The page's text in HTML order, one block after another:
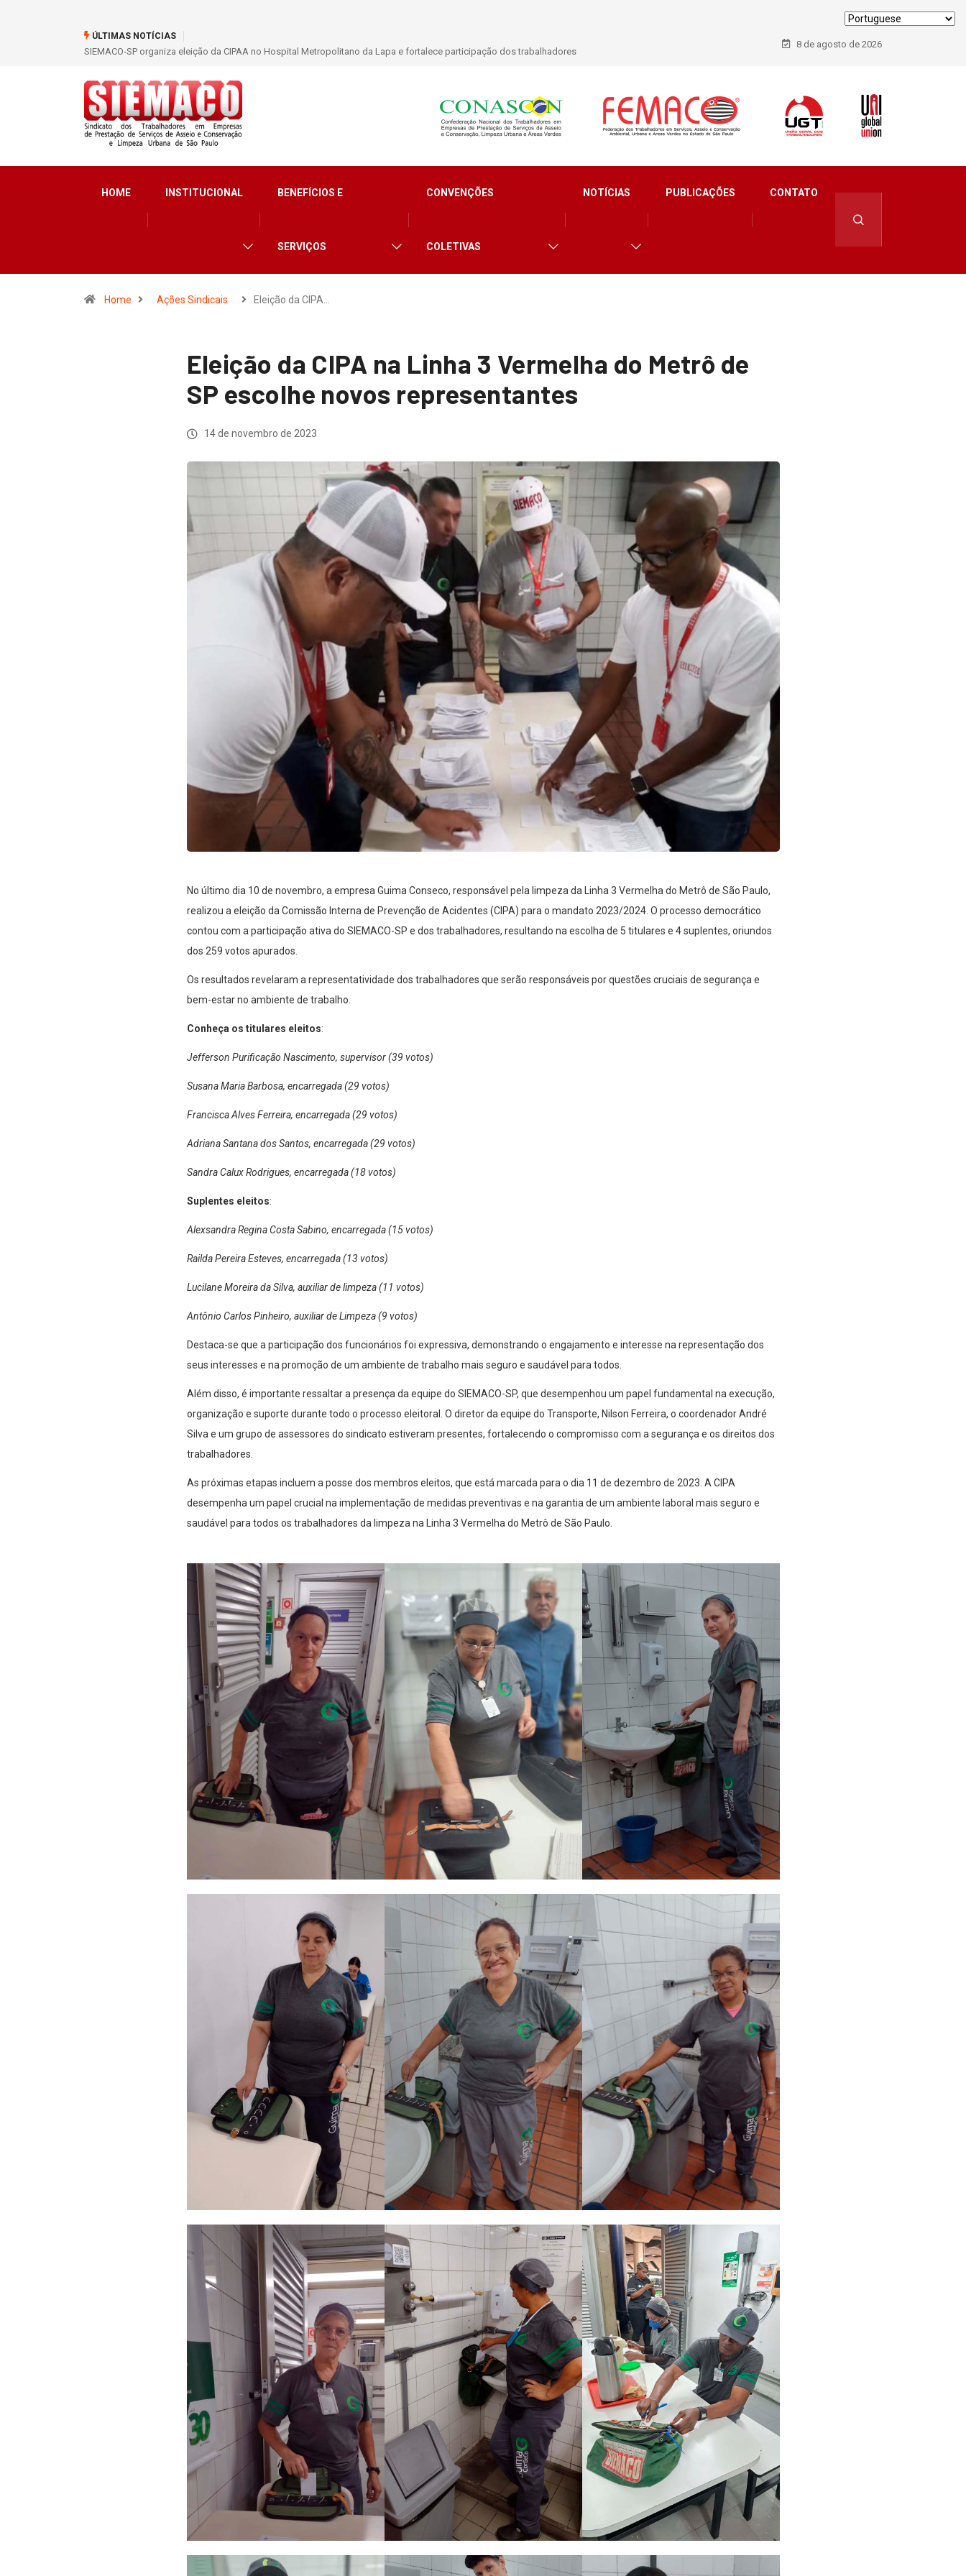
ÚLTIMAS NOTÍCIAS
SIEMACO São Paulo garante mais de 400 benefícios natalidade para trabalhadores do Asseio em 2026
8 de agosto de 2026
HOME INSTITUCIONAL BENEFÍCIOS E
SERVIÇOS
CONVENÇÕES
COLETIVAS
NOTÍCIAS PUBLICAÇÕES CONTATO
Home Ações Sindicais Eleição da CIPA…
Eleição da CIPA na Linha 3 Vermelha do Metrô de
SP escolhe novos representantes
14 de novembro de 2023
No último dia 10 de novembro, a empresa Guima Conseco, responsável pela limpeza da Linha 3 Vermelha do Metrô de São Paulo,
realizou a eleição da Comissão Interna de Prevenção de Acidentes (CIPA) para o mandato 2023/2024. O processo democrático
contou com a participação ativa do SIEMACO-SP e dos trabalhadores, resultando na escolha de 5 titulares e 4 suplentes, oriundos
dos 259 votos apurados.
Os resultados revelaram a representatividade dos trabalhadores que serão responsáveis por questões cruciais de segurança e
bem-estar no ambiente de trabalho.
Conheça os titulares eleitos:
Jefferson Purificação Nascimento, supervisor (39 votos)
Susana Maria Barbosa, encarregada (29 votos)
Francisca Alves Ferreira, encarregada (29 votos)
Adriana Santana dos Santos, encarregada (29 votos)
Sandra Calux Rodrigues, encarregada (18 votos)
Suplentes eleitos:
Alexsandra Regina Costa Sabino, encarregada (15 votos)
Railda Pereira Esteves, encarregada (13 votos)
Lucilane Moreira da Silva, auxiliar de limpeza (11 votos)
Antônio Carlos Pinheiro, auxiliar de Limpeza (9 votos)
Destaca-se que a participação dos funcionários foi expressiva, demonstrando o engajamento e interesse na representação dos
seus interesses e na promoção de um ambiente de trabalho mais seguro e saudável para todos.
Além disso, é importante ressaltar a presença da equipe do SIEMACO-SP, que desempenhou um papel fundamental na execução,
organização e suporte durante todo o processo eleitoral. O diretor da equipe do Transporte, Nilson Ferreira, o coordenador André
Silva e um grupo de assessores do sindicato estiveram presentes, fortalecendo o compromisso com a segurança e os direitos dos
trabalhadores.
As próximas etapas incluem a posse dos membros eleitos, que está marcada para o dia 11 de dezembro de 2023. A CIPA
desempenha um papel crucial na implementação de medidas preventivas e na garantia de um ambiente laboral mais seguro e
saudável para todos os trabalhadores da limpeza na Linha 3 Vermelha do Metrô de São Paulo.